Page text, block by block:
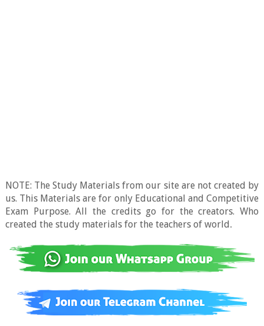
NOTE: The Study Materials from our site are not created by
us. This Materials are for only Educational and Competitive
Exam Purpose. All the credits go for the creators. Who
created the study materials for the teachers of world.